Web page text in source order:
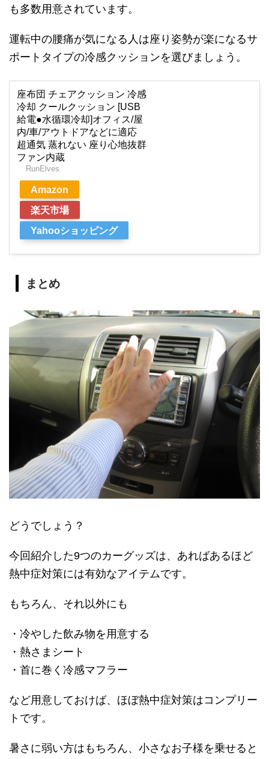
も多数用意されています。
運転中の腰痛が気になる人は座り姿勢が楽になるサ
ポートタイプの冷感クッションを選びましょう。
座布団 チェアクッション 冷感
冷却 クールクッション [USB
給電●水循環冷却]オフィス/屋
内/車/アウトドアなどに適応
超通気 蒸れない 座り心地抜群
ファン内蔵
RunElves
Amazon
楽天市場
Yahooショッピング
まとめ
どうでしょう？
今回紹介した9つのカーグッズは、あればあるほど
熱中症対策には有効なアイテムです。
もちろん、それ以外にも
・冷やした飲み物を用意する
・熱さまシート
・首に巻く冷感マフラー
など用意しておけば、ほぼ熱中症対策はコンプリー
トです。
暑さに弱い方はもちろん、小さなお子様を乗せると